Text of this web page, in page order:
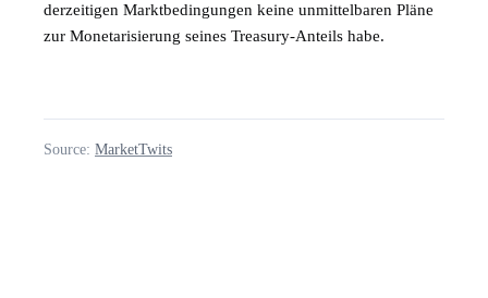
derzeitigen Marktbedingungen keine unmittelbaren Pläne
zur Monetarisierung seines Treasury-Anteils habe.
Source: MarketTwits